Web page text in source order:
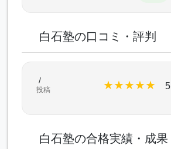
白石塾の口コミ・評判
★★★★★ 5
/
投稿
白石塾の合格実績・成果